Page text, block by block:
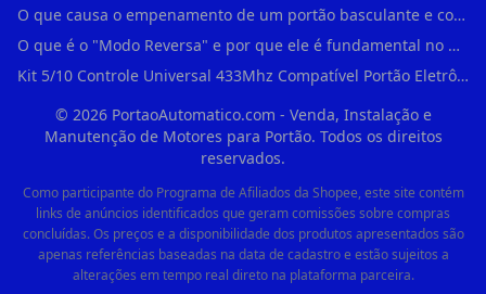
O que causa o empenamento de um portão basculante e como evitar em Campo Belo?
O que é o "Modo Reversa" e por que ele é fundamental no dia a dia em Itapevi?
Kit 5/10 Controle Universal 433Mhz Compatível Portão Eletrônico Garagem Residenc em Pinheiros
© 2026PortaoAutomatico.com - Venda, Instalação e
Manutenção de Motores para Portão. Todos os direitos
reservados.
Como participante do Programa de Afiliados da Shopee, este site contém
links de anúncios identificados que geram comissões sobre compras
concluídas. Os preços e a disponibilidade dos produtos apresentados são
apenas referências baseadas na data de cadastro e estão sujeitos a
alterações em tempo real direto na plataforma parceira.